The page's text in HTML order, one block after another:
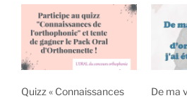
Quizz « Connaissances
De ma